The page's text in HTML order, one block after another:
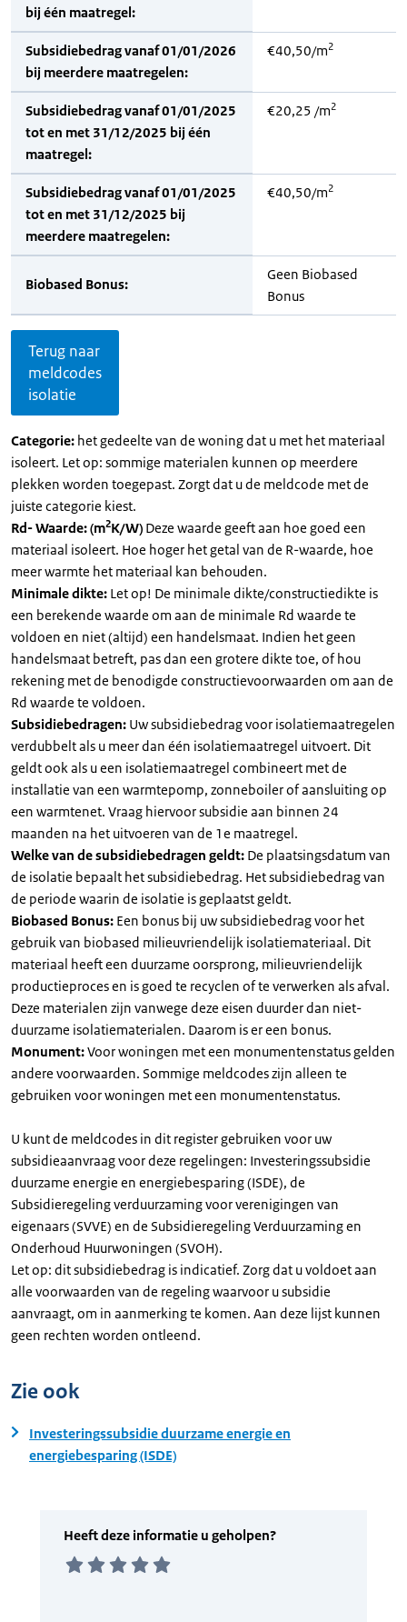
bij één maatregel:
Subsidiebedrag vanaf 01/01/2026
bij meerdere maatregelen:
€40,50/m2
Subsidiebedrag vanaf 01/01/2025
tot en met 31/12/2025 bij één
maatregel:
€20,25 /m2
Subsidiebedrag vanaf 01/01/2025
tot en met 31/12/2025 bij
meerdere maatregelen:
€40,50/m2
Biobased Bonus:
Geen Biobased
Bonus
Terug naar
meldcodes
isolatie
Categorie: het gedeelte van de woning dat u met het materiaal
isoleert. Let op: sommige materialen kunnen op meerdere
plekken worden toegepast. Zorgt dat u de meldcode met de
juiste categorie kiest.
Rd- Waarde: (m2K/W) Deze waarde geeft aan hoe goed een
materiaal isoleert. Hoe hoger het getal van de R-waarde, hoe
meer warmte het materiaal kan behouden.
Minimale dikte: Let op! De minimale dikte/constructiedikte is
een berekende waarde om aan de minimale Rd waarde te
voldoen en niet (altijd) een handelsmaat. Indien het geen
handelsmaat betreft, pas dan een grotere dikte toe, of hou
rekening met de benodigde constructievoorwaarden om aan de
Rd waarde te voldoen.
Subsidiebedragen: Uw subsidiebedrag voor isolatiemaatregelen
verdubbelt als u meer dan één isolatiemaatregel uitvoert. Dit
geldt ook als u een isolatiemaatregel combineert met de
installatie van een warmtepomp, zonneboiler of aansluiting op
een warmtenet. Vraag hiervoor subsidie aan binnen 24
maanden na het uitvoeren van de 1e maatregel.
Welke van de subsidiebedragen geldt: De plaatsingsdatum van
de isolatie bepaalt het subsidiebedrag. Het subsidiebedrag van
de periode waarin de isolatie is geplaatst geldt.
Biobased Bonus: Een bonus bij uw subsidiebedrag voor het
gebruik van biobased milieuvriendelijk isolatiemateriaal. Dit
materiaal heeft een duurzame oorsprong, milieuvriendelijk
productieproces en is goed te recyclen of te verwerken als afval.
Deze materialen zijn vanwege deze eisen duurder dan niet-
duurzame isolatiematerialen. Daarom is er een bonus.
Monument:Voor woningen met een monumentenstatus gelden
andere voorwaarden. Sommige meldcodes zijn alleen te
gebruiken voor woningen met een monumentenstatus.
U kunt de meldcodes in dit register gebruiken voor uw
subsidieaanvraag voor deze regelingen: Investeringssubsidie
duurzame energie en energiebesparing (ISDE), de
Subsidieregeling verduurzaming voor verenigingen van
eigenaars (SVVE) en de Subsidieregeling Verduurzaming en
Onderhoud Huurwoningen (SVOH).
Let op: dit subsidiebedrag is indicatief. Zorg dat u voldoet aan
alle voorwaarden van de regeling waarvoor u subsidie
aanvraagt, om in aanmerking te komen. Aan deze lijst kunnen
geen rechten worden ontleend.
Zie ook
Investeringssubsidie duurzame energie en
energiebesparing (ISDE)